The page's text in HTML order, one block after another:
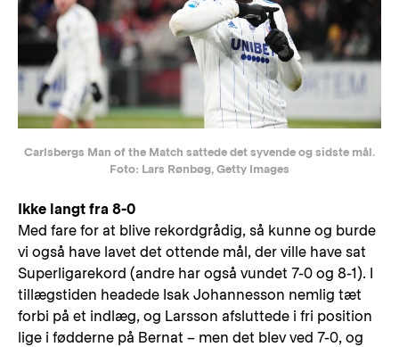
Carlsbergs Man of the Match sattede det syvende og sidste mål.
Foto: Lars Rønbøg, Getty Images
Ikke langt fra 8-0
Med fare for at blive rekordgrådig, så kunne og burde
vi også have lavet det ottende mål, der ville have sat
Superligarekord (andre har også vundet 7-0 og 8-1). I
tillægstiden headede Isak Johannesson nemlig tæt
forbi på et indlæg, og Larsson afsluttede i fri position
lige i fødderne på Bernat – men det blev ved 7-0, og